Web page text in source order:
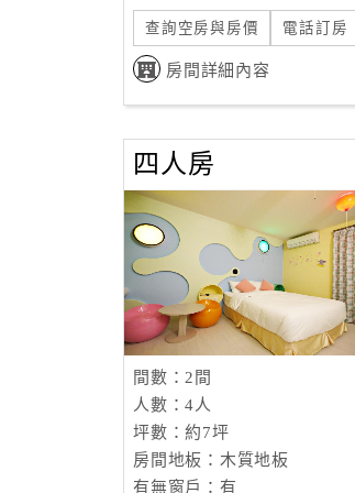
查詢空房與房價 電話訂房
房間詳細內容
四人房
間數：2間
人數：4人
坪數：約7坪
房間地板：木質地板
有無窗戶：有